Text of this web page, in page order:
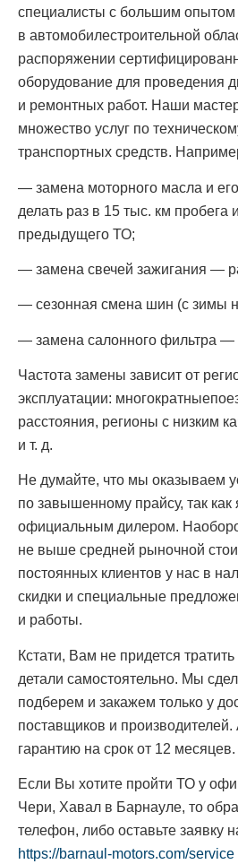
специалисты с большим опытом
в автомобилестроительной
распоряжении
оборудование для проведения
и ремонтных работ. Наши
множество услуг по
транспортных средств.
— замена моторного масла и
делать раз в 15 тыс. км пробега
предыдущего ТО;
— замена свечей зажигания —
— сезонная смена шин (с зимы
— замена салонного фильтра —
Частота замены зависит от
эксплуатации:
расстояния, регионы с низким
и т. д.
Не думайте, что мы оказываем
по завышенному прайсу, так как
официальным дилером.
не выше средней рыночной
постоянных клиентов у нас в
скидки и специальные
и работы.
Кстати, Вам не придется
детали самостоятельно. Мы
подберем и закажем только у
поставщиков и
гарантию на срок от 12 месяцев.
Если Вы хотите пройти ТО у
Чери, Хавал в Барнауле, то
телефон, либо оставьте заявку
https://barnaul-motors.com/service